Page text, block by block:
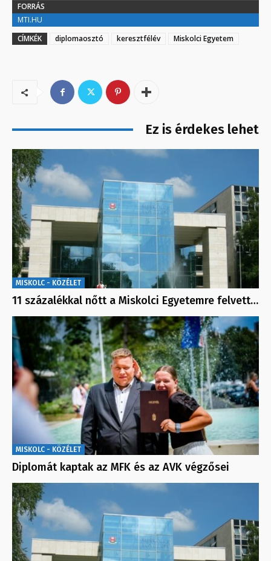
FORRÁS
MTI.HU
CÍMKÉK
diplomaosztó keresztfélév Miskolci Egyetem
Ez is érdekes lehet
MISKOLC - KÖZÉLET
11 százalékkal nőtt a Miskolci Egyetemre felvett…
MISKOLC - KÖZÉLET
Diplomát kaptak az MFK és az AVK végzősei